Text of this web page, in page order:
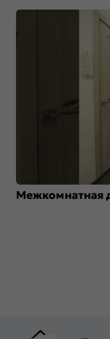
Межкомнатная